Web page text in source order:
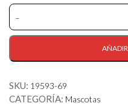
-
Doble
para
cantidad
SKU: 19593-69
CATEGORÍA: Mascotas